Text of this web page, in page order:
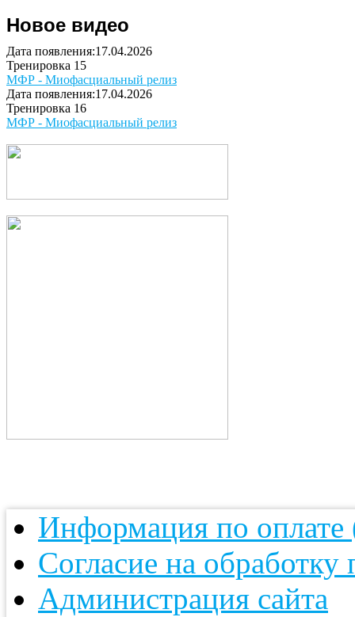
Новое видео
Дата появления:17.04.2026
Тренировка 15
МФР - Миофасциальный релиз
Дата появления:17.04.2026
Тренировка 16
МФР - Миофасциальный релиз
Информация по оплате
Согласие на
Администрация сайта